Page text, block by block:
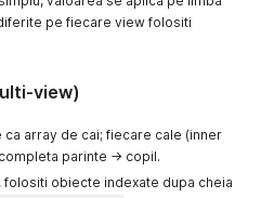
include TVA (0/1)",
verde"
,
"Descrierere html",
"Cuvinte cheie folosite la cautarea
pentru feed-uri" ,
pe fiecare view folositi
view)
ca array de cai; fiecare cale (inner
parinte -> copil.
folositi obiecte indexate dupa cheia